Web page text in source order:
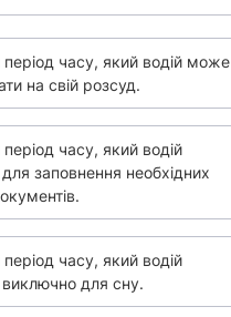
часу, який водій може
на свій розсуд.
часу, який водій
заповнення необхідних
часу, який водій
для сну.